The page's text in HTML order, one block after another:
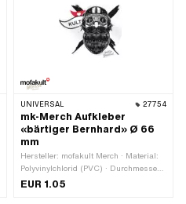
UNIVERSAL 27754
mk-Merch Aufkleber
«bärtiger Bernhard» Ø 66
mm
Hersteller: mofakult Merch · Material:
Polyvinylchlorid (PVC) · Durchmesser:
66 mm · Breite: 58 mm · Höhe: 48 mm
EUR 1.05